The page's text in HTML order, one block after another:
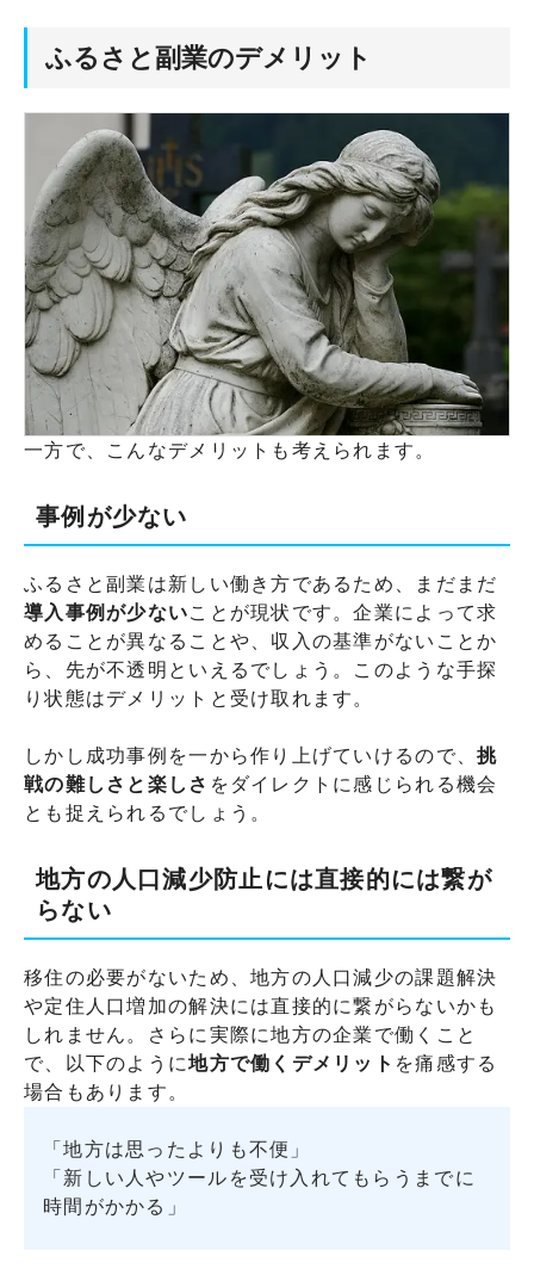
ふるさと副業のデメリット
一方で、こんなデメリットも考えられます。
事例が少ない
ふるさと副業は新しい働き方であるため、まだまだ
導入事例が少ないことが現状です。企業によって求
めることが異なることや、収入の基準がないことか
ら、先が不透明といえるでしょう。このような手探
り状態はデメリットと受け取れます。
しかし成功事例を一から作り上げていけるので、挑
戦の難しさと楽しさ をダイレクトに感じられる機会
とも捉えられるでしょう。
地方の人口減少防止には直接的には繋が
らない
移住の必要がないため、地方の人口減少の課題解決
や定住人口増加の解決には直接的に繋がらないかも
しれません。さらに実際に地方の企業で働くこと
で、以下のように地方で働くデメリット を痛感する
場合もあります。
「地方は思ったよりも不便」
「新しい人やツールを受け入れてもらうまでに
時間がかかる」